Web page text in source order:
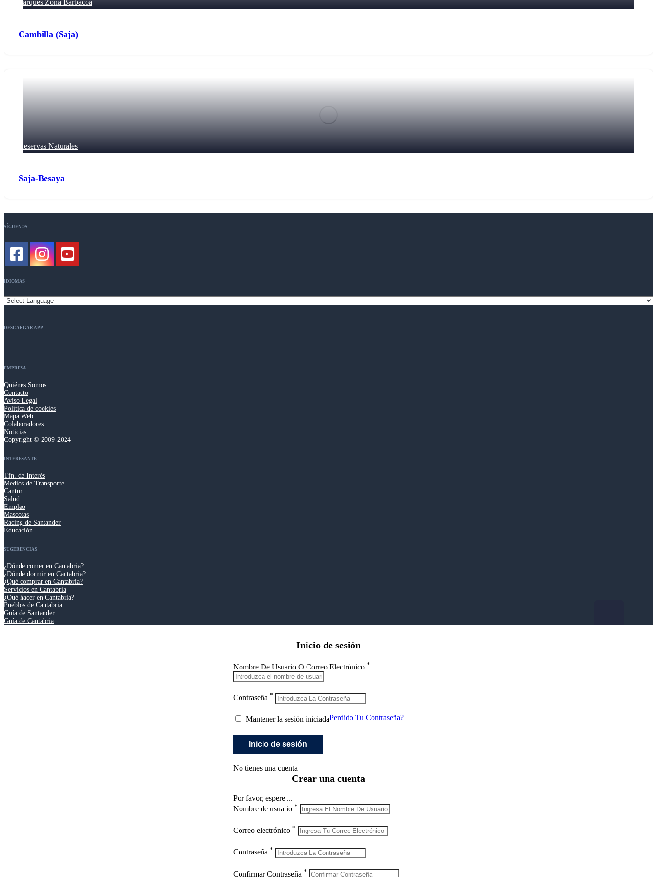
Parques Zona Barbacoa
Cambilla (Saja)
Reservas Naturales
Saja-Besaya
SÍGUENOS
IDIOMAS
DESCARGAR APP
EMPRESA
Quiénes Somos
Contacto
Aviso Legal
Política de cookies
Mapa Web
Colaboradores
Noticias
Copyright © 2009-2024
INTERESANTE
Tfn. de Interés
Medios de Transporte
Cantur
Salud
Empleo
Mascotas
Racing de Santander
Educación
SUGERENCIAS
¿Dónde comer en Cantabria?
¿Dónde dormir en Cantabria?
¿Qué comprar en Cantabria?
Servicios en Cantabria
¿Qué hacer en Cantabria?
Pueblos de Cantabria
Guía de Santander
Guía de Cantabria
Inicio de sesión
Nombre De Usuario O Correo Electrónico *
Contraseña *
Mantener la sesión iniciadaPerdido Tu Contraseña?
No tienes una cuenta
Crear una cuenta
Por favor, espere ...
Nombre de usuario *
Correo electrónico *
Contraseña *
Confirmar Contraseña *